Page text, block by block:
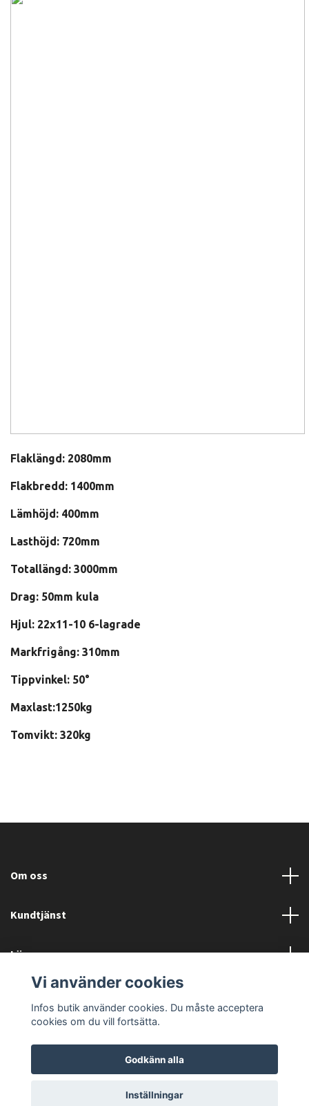
Flaklängd: 2080mm
Flakbredd: 1400mm
Lämhöjd: 400mm
Lasthöjd: 720mm
Totallängd: 3000mm
Drag: 50mm kula
Hjul: 22x11-10 6-lagrade
Markfrigång: 310mm
Tippvinkel: 50°
Maxlast:1250kg
Tomvikt: 320kg
Om oss
Kundtjänst
Läs mer
© 2026 ATV BUTIKEN
Vi använder cookies
Infos butik använder cookies. Du måste acceptera
cookies om du vill fortsätta.
Godkänn alla
Inställningar